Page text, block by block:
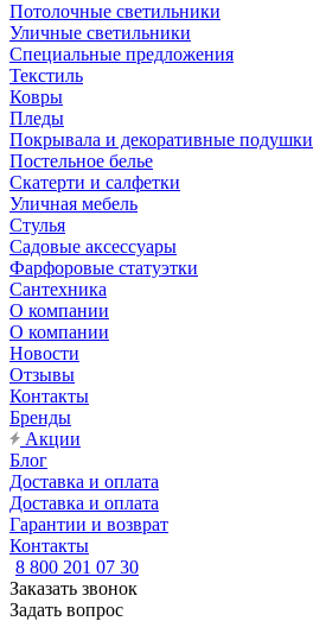
Потолочные светильники
Уличные светильники
Специальные предложения
Текстиль
Ковры
Пледы
Покрывала и декоративные подушки
Постельное белье
Скатерти и салфетки
Уличная мебель
Стулья
Садовые аксессуары
Фарфоровые статуэтки
Сантехника
О компании
О компании
Новости
Отзывы
Контакты
Бренды
Акции
Блог
Доставка и оплата
Доставка и оплата
Гарантии и возврат
Контакты
8 800 201 07 30
Заказать звонок
Задать вопрос